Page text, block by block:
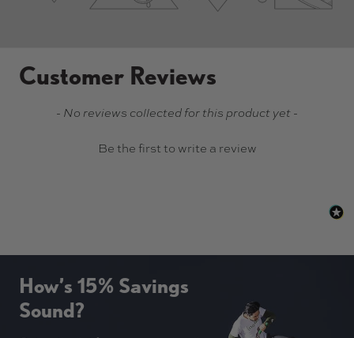
Customer Reviews
- No reviews collected for this product yet -
Be the first to write a review
New content loaded
How’s 15% Savings
Sound?